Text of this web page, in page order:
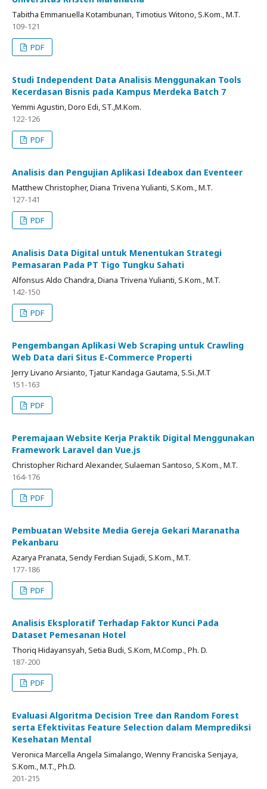
Tabitha Emmanuella Kotambunan, Timotius Witono, S.Kom., M.T.
109-121
PDF
Studi Independent Data Analisis Menggunakan Tools
Kecerdasan Bisnis pada Kampus Merdeka Batch 7
Yemmi Agustin, Doro Edi, ST.,M.Kom.
122-126
PDF
Analisis dan Pengujian Aplikasi Ideabox dan Eventeer
Matthew Christopher, Diana Trivena Yulianti, S.Kom., M.T.
127-141
PDF
Analisis Data Digital untuk Menentukan Strategi
Pemasaran Pada PT Tigo Tungku Sahati
Alfonsus Aldo Chandra, Diana Trivena Yulianti, S.Kom., M.T.
142-150
PDF
Pengembangan Aplikasi Web Scraping untuk Crawling
Web Data dari Situs E-Commerce Properti
Jerry Livano Arsianto, Tjatur Kandaga Gautama, S.Si.,M.T
151-163
PDF
Peremajaan Website Kerja Praktik Digital Menggunakan
Framework Laravel dan Vue.js
Christopher Richard Alexander, Sulaeman Santoso, S.Kom., M.T.
164-176
PDF
Pembuatan Website Media Gereja Gekari Maranatha
Pekanbaru
Azarya Pranata, Sendy Ferdian Sujadi, S.Kom., M.T.
177-186
PDF
Analisis Eksploratif Terhadap Faktor Kunci Pada
Dataset Pemesanan Hotel
Thoriq Hidayansyah, Setia Budi, S.Kom, M.Comp., Ph. D.
187-200
PDF
Evaluasi Algoritma Decision Tree dan Random Forest
serta Efektivitas Feature Selection dalam Memprediksi
Kesehatan Mental
Veronica Marcella Angela Simalango, Wenny Franciska Senjaya,
S.Kom., M.T., Ph.D.
201-215